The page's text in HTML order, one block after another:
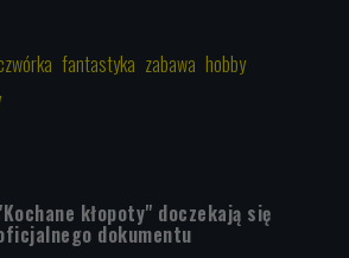
fantastyka zabawa hobby
kłopoty" doczekają się
dokumentu